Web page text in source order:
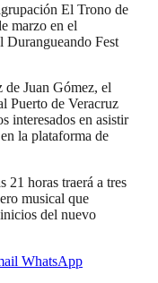
El Trono de
marzo en el
Durangueando Fest
Juan Gómez, el
Puerto de Veracruz
interesados en asistir
la plataforma de
21 horas traerá a tres
musical que
del nuevo
WhatsApp